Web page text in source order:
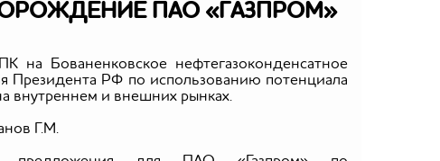
ПАО «ГАЗПРОМ»
на Бованенковское нефтегазоконденсатное
Президента РФ по использованию потенциала
внутреннем и внешних рынках.
Г.М.